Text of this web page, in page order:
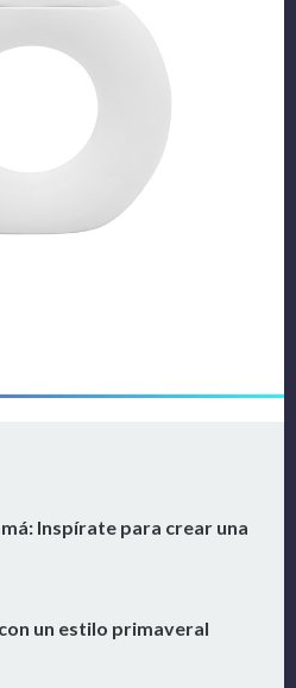
Inspírate para crear una
un estilo primaveral